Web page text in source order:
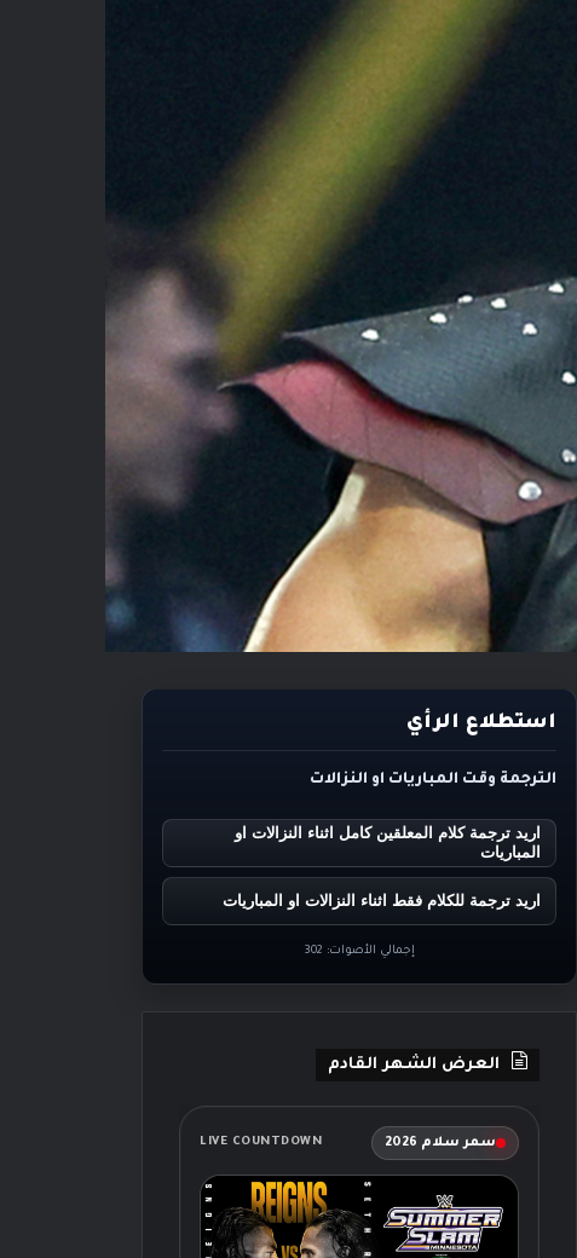
استطلاع الرأي
الترجمة وقت المباريات او النزالات
اريد ترجمة كلام المعلقين كامل اثناء النزالات او
المباريات
اريد ترجمة للكلام فقط اثناء النزالات او المباريات
إجمالي الأصوات: 302
العرض الشهر القادم
سمر سلام 2026 LIVE COUNTDOWN